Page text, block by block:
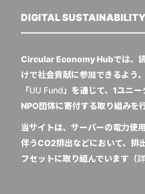
DIGITAL SUSTAINABILITY
Circular Economy Hubでは、
けで社会貢献に参加できるよう
「UU Fund 」を通じて、1ユニ
NPO団体に寄付する取り組みを
当サイトは、サーバーの電力使
伴うCO2排出などにおいて、排
フセットに取り組んでいます（